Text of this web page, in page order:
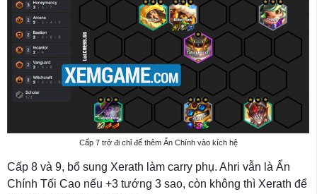
Cấp 7 trở đi chỉ để thêm Ẩn Chính vào kích hệ
Cấp 8 và 9, bổ sung Xerath làm carry phụ. Ahri vẫn là Ẩn
Chính Tối Cao nếu +3 tướng 3 sao, còn không thì Xerath để